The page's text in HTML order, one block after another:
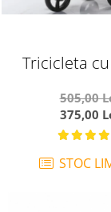
Tricicleta
somn, SL02
505,00
375,00
STOC